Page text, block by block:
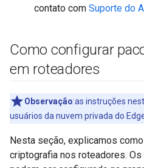
contato com Suporte do
Como configurar
em roteadores
Observação:as instruções
usuários da nuvem privada do
Nesta seção, explicamos
criptografia nos roteadores.